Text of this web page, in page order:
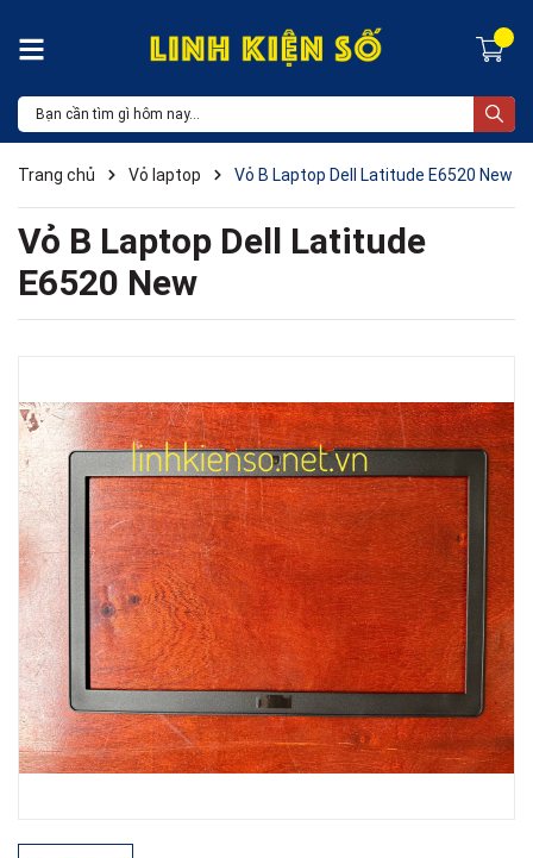
Trang chủ Vỏ laptop Vỏ B Laptop Dell Latitude E6520 New
Vỏ B Laptop Dell Latitude
E6520 New